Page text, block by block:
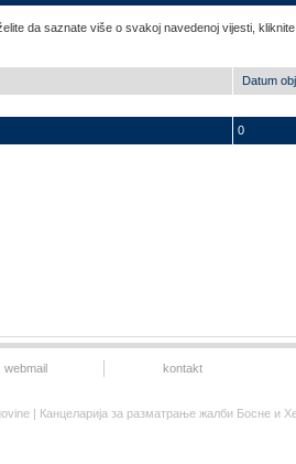
da saznate više o svakoj navedenoj vijesti,
Datum
0
webmail kontakt
| Канцеларија за разматрање жалби Босне и